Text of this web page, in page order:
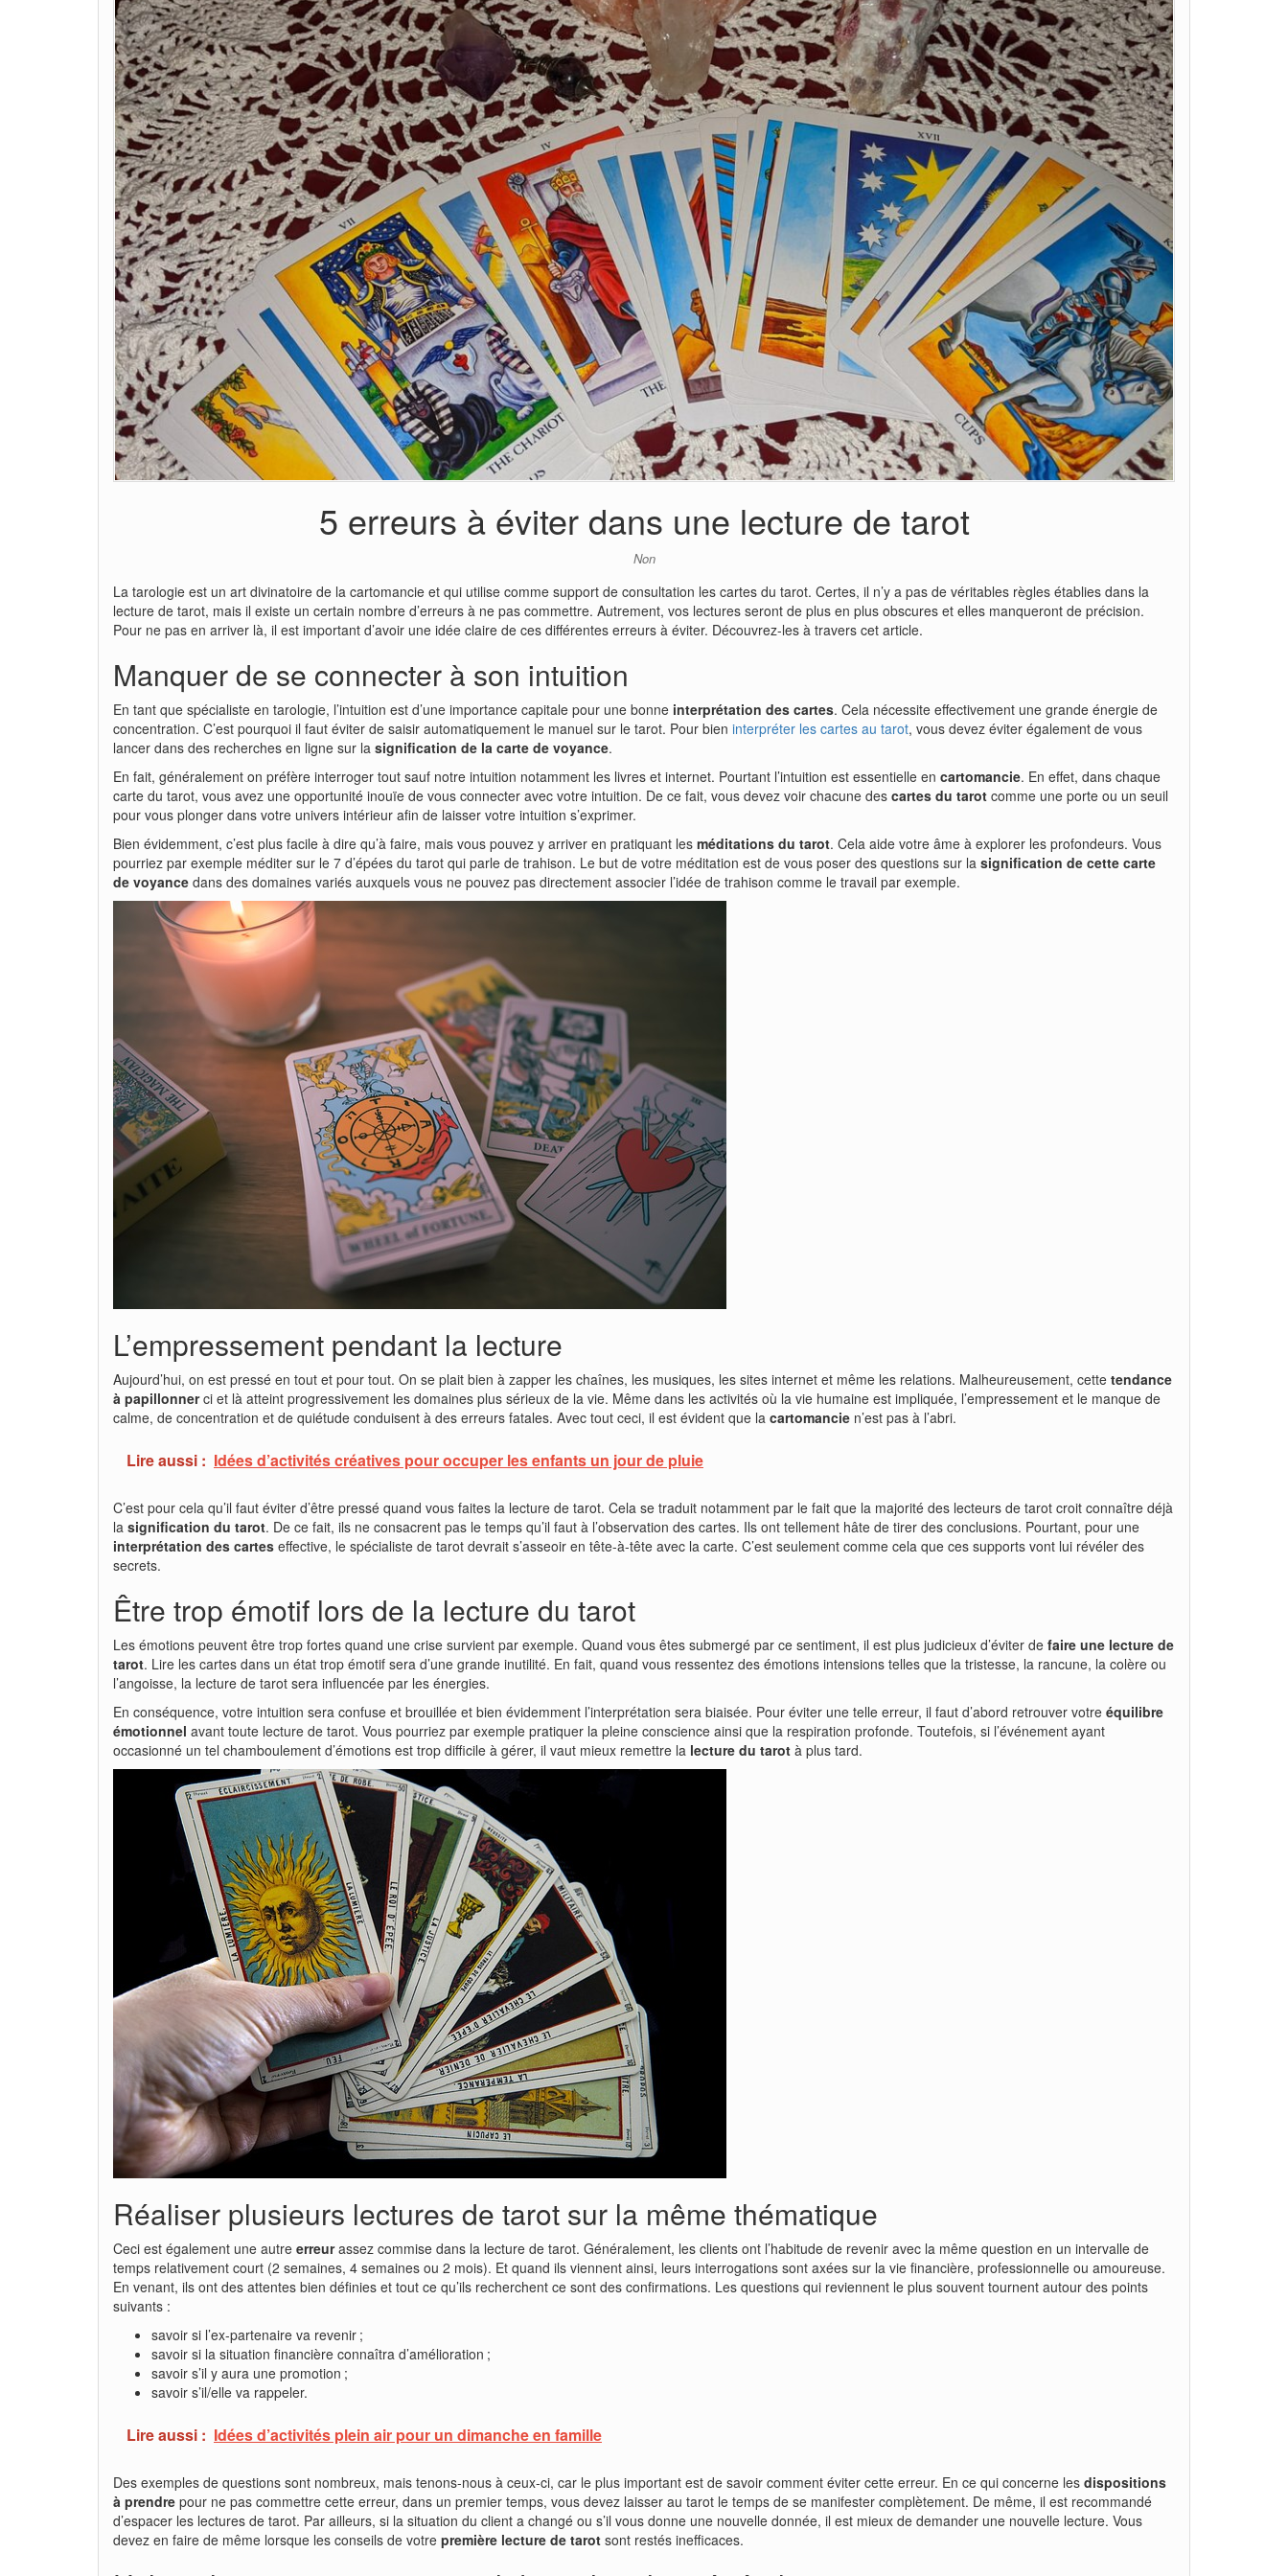
5 erreurs à éviter dans une lecture de tarot
Non
La tarologie est un art divinatoire de la cartomancie et qui utilise comme support de consultation les cartes du tarot. Certes, il n’y a pas de véritables règles établies dans la
lecture de tarot, mais il existe un certain nombre d’erreurs à ne pas commettre. Autrement, vos lectures seront de plus en plus obscures et elles manqueront de précision.
Pour ne pas en arriver là, il est important d’avoir une idée claire de ces différentes erreurs à éviter. Découvrez-les à travers cet article.
Manquer de se connecter à son intuition
En tant que spécialiste en tarologie, l’intuition est d’une importance capitale pour une bonne interprétation des cartes. Cela nécessite effectivement une grande énergie de
concentration. C’est pourquoi il faut éviter de saisir automatiquement le manuel sur le tarot. Pour bien interpréter les cartes au tarot, vous devez éviter également de vous
lancer dans des recherches en ligne sur la signification de la carte de voyance.
En fait, généralement on préfère interroger tout sauf notre intuition notamment les livres et internet. Pourtant l’intuition est essentielle en cartomancie. En effet, dans chaque
carte du tarot, vous avez une opportunité inouïe de vous connecter avec votre intuition. De ce fait, vous devez voir chacune des cartes du tarot comme une porte ou un seuil
pour vous plonger dans votre univers intérieur afin de laisser votre intuition s’exprimer.
Bien évidemment, c’est plus facile à dire qu’à faire, mais vous pouvez y arriver en pratiquant les méditations du tarot. Cela aide votre âme à explorer les profondeurs. Vous
pourriez par exemple méditer sur le 7 d’épées du tarot qui parle de trahison. Le but de votre méditation est de vous poser des questions sur la signification de cette carte
de voyance dans des domaines variés auxquels vous ne pouvez pas directement associer l’idée de trahison comme le travail par exemple.
L’empressement pendant la lecture
Aujourd’hui, on est pressé en tout et pour tout. On se plait bien à zapper les chaînes, les musiques, les sites internet et même les relations. Malheureusement, cette tendance
à papillonnerci et là atteint progressivement les domaines plus sérieux de la vie. Même dans les activités où la vie humaine est impliquée, l’empressement et le manque de
calme, de concentration et de quiétude conduisent à des erreurs fatales. Avec tout ceci, il est évident que la cartomancie n’est pas à l’abri.
Lire aussi : Idées d’activités créatives pour occuper les enfants un jour de pluie
C’est pour cela qu’il faut éviter d’être pressé quand vous faites la lecture de tarot. Cela se traduit notamment par le fait que la majorité des lecteurs de tarot croit connaître déjà
la signification du tarot. De ce fait, ils ne consacrent pas le temps qu’il faut à l’observation des cartes. Ils ont tellement hâte de tirer des conclusions. Pourtant, pour une
interprétation des cartes effective, le spécialiste de tarot devrait s’asseoir en tête-à-tête avec la carte. C’est seulement comme cela que ces supports vont lui révéler des
secrets.
Être trop émotif lors de la lecture du tarot
Les émotions peuvent être trop fortes quand une crise survient par exemple. Quand vous êtes submergé par ce sentiment, il est plus judicieux d’éviter de faire une lecture de
tarot. Lire les cartes dans un état trop émotif sera d’une grande inutilité. En fait, quand vous ressentez des émotions intensions telles que la tristesse, la rancune, la colère ou
l’angoisse, la lecture de tarot sera influencée par les énergies.
En conséquence, votre intuition sera confuse et brouillée et bien évidemment l’interprétation sera biaisée. Pour éviter une telle erreur, il faut d’abord retrouver votre équilibre
émotionnel avant toute lecture de tarot. Vous pourriez par exemple pratiquer la pleine conscience ainsi que la respiration profonde. Toutefois, si l’événement ayant
occasionné un tel chamboulement d’émotions est trop difficile à gérer, il vaut mieux remettre la lecture du tarot à plus tard.
Réaliser plusieurs lectures de tarot sur la même thématique
Ceci est également une autre erreurassez commise dans la lecture de tarot. Généralement, les clients ont l’habitude de revenir avec la même question en un intervalle de
temps relativement court (2 semaines, 4 semaines ou 2 mois). Et quand ils viennent ainsi, leurs interrogations sont axées sur la vie financière, professionnelle ou amoureuse.
En venant, ils ont des attentes bien définies et tout ce qu’ils recherchent ce sont des confirmations. Les questions qui reviennent le plus souvent tournent autour des points
suivants :
savoir si l’ex-partenaire va revenir ;
savoir si la situation financière connaîtra d’amélioration ;
savoir s’il y aura une promotion ;
savoir s’il/elle va rappeler.
Lire aussi : Idées d’activités plein air pour un dimanche en famille
Des exemples de questions sont nombreux, mais tenons-nous à ceux-ci, car le plus important est de savoir comment éviter cette erreur. En ce qui concerne les dispositions
à prendre pour ne pas commettre cette erreur, dans un premier temps, vous devez laisser au tarot le temps de se manifester complètement. De même, il est recommandé
d’espacer les lectures de tarot. Par ailleurs, si la situation du client a changé ou s’il vous donne une nouvelle donnée, il est mieux de demander une nouvelle lecture. Vous
devez en faire de même lorsque les conseils de votre première lecture de tarot sont restés inefficaces.